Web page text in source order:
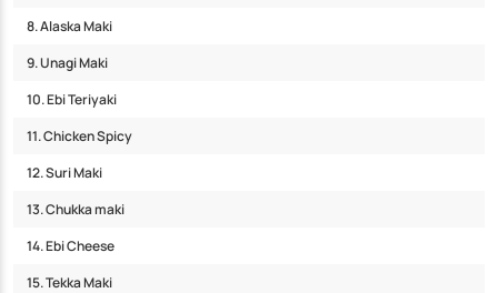
8. Alaska Maki
9. Unagi Maki
10. Ebi Teriyaki
11. Chicken Spicy
12. Suri Maki
13. Chukka maki
14. Ebi Cheese
15. Tekka Maki